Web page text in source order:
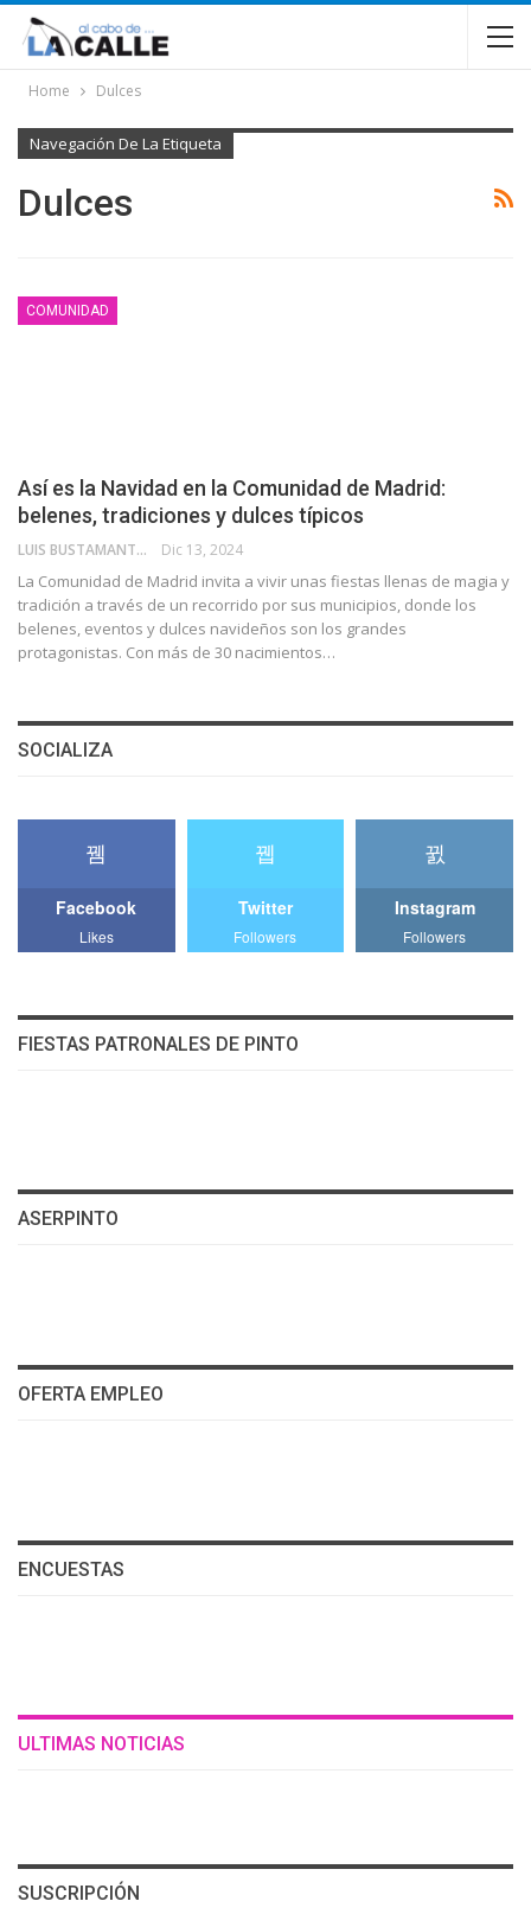
Home Dulces
Navegación De La Etiqueta
Dulces
COMUNIDAD
Así es la Navidad en la Comunidad de Madrid:
belenes, tradiciones y dulces típicos
LUIS BUSTAMANTE VELARDE Dic 13, 2024
La Comunidad de Madrid invita a vivir unas fiestas llenas de magia y
tradición a través de un recorrido por sus municipios, donde los
belenes, eventos y dulces navideños son los grandes
protagonistas. Con más de 30 nacimientos…
SOCIALIZA
Facebook
Likes
Twitter
Followers
Instagram
Followers
FIESTAS PATRONALES DE PINTO
ASERPINTO
OFERTA EMPLEO
ENCUESTAS
ULTIMAS NOTICIAS
SUSCRIPCIÓN